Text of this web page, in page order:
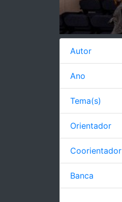
Autor
Ano
Tema(s)
Orientador
Coorientador
Banca